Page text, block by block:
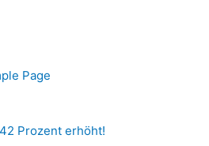
Page
Prozent erhöht!